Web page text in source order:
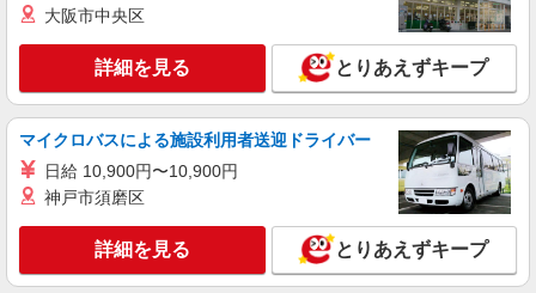
時給1500円〜2125円 ＜日払い有/週払い有/交
通費全支給(ガソリン代含む)＞
岡崎市
キープ 詳細を見る
派遣社員
株式会社kotrio /●NG-H-2029451
夕方までのデイサービス☆車の運転できる方優
遇【岡崎駅】
時給1500円〜2125円 ＜日払い有/週払い有/交
大阪市中央区
詳細を見る とりあえずキープ
マイクロバスによる施設利用者送迎ドライバー
日給 10,900円〜10,900円
神戸市須磨区
詳細を見る とりあえずキープ